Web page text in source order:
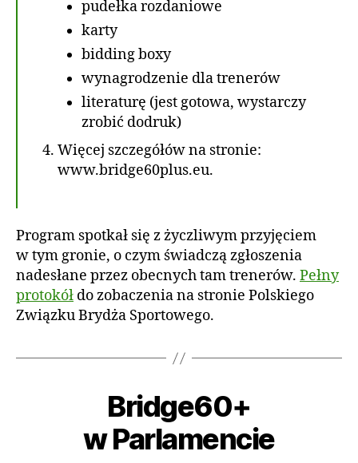
pudełka rozdaniowe
karty
bidding boxy
wynagrodzenie dla trenerów
literaturę (jest gotowa, wystarczy
zrobić dodruk)
Więcej szczegółów na stronie:
www.bridge60plus.eu.
Program spotkał się z życzliwym przyjęciem
w tym gronie, o czym świadczą zgłoszenia
nadesłane przez obecnych tam trenerów. Pełny
protokół do zobaczenia na stronie Polskiego
Związku Brydża Sportowego.
Bridge60+
w Parlamencie
A
u
t
o
s
t
o
p